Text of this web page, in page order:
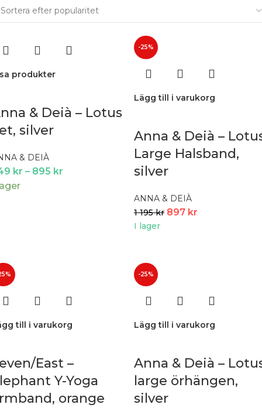
produkter
& Deià – Lotus
silver
& DEIÀ
kr – 895 kr
-25%
Lägg till i varukorg
Anna & Deià –
Large Halsband,
silver
ANNA & DEIÀ
1 195kr 897 kr
I lager
till i varukorg
East –
Y-Yoga
orange
-25%
Lägg till i varukorg
Anna & Deià –
large örhängen,
silver